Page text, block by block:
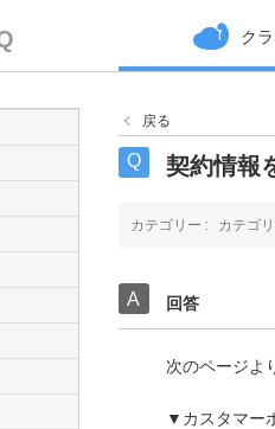
ク
戻る
契約情報
カテゴリー : カテゴリ
回答
次のページよ
▼カスタマー